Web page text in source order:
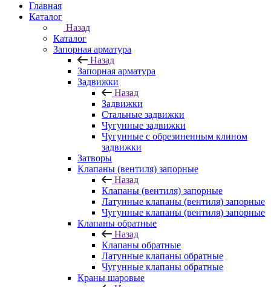
Главная
Каталог
Назад
Каталог
Запорная арматура
Назад
Запорная арматура
Задвижки
Назад
Задвижки
Стальные задвижки
Чугунные задвижки
Чугунные с обрезиненным клином
задвижки
Затворы
Клапаны (вентиля) запорные
Назад
Клапаны (вентиля) запорные
Латунные клапаны (вентиля) запорные
Чугунные клапаны (вентиля) запорные
Клапаны обратные
Назад
Клапаны обратные
Латунные клапаны обратные
Чугунные клапаны обратные
Краны шаровые